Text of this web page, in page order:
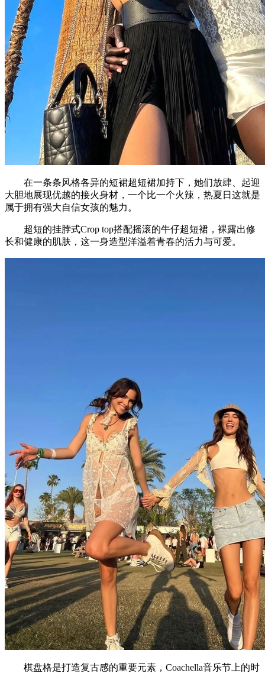
在一条条风格各异的短裙超短裙加持下，她们放肆、起迎
大胆地展现优越的接火身材，一个比一个火辣，热夏日这就是
属于拥有强大自信女孩的魅力。
超短的挂脖式Crop top搭配摇滚的牛仔超短裙，裸露出修
长和健康的肌肤，这一身造型洋溢着青春的活力与可爱。
棋盘格是打造复古感的重要元素，Coachella音乐节上的时